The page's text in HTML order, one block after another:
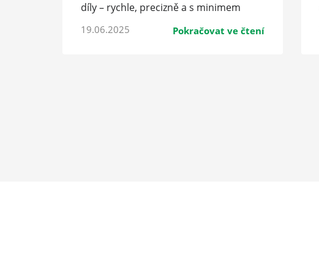
díly – rychle, precizně a s minimem
19.06.2025 Pokračovat ve čtení